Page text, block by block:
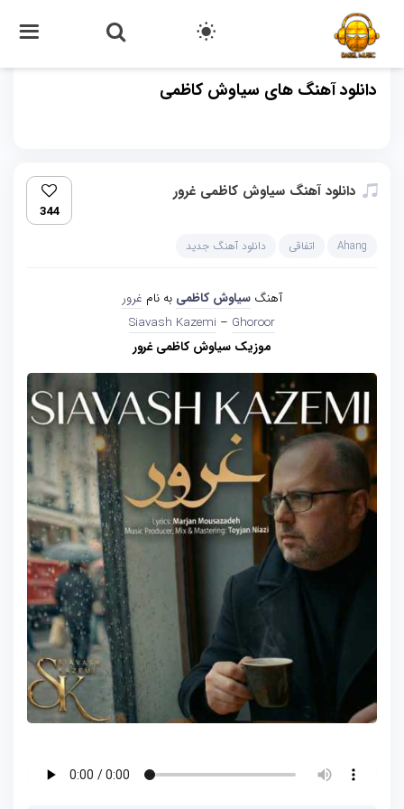
دانلود آهنگ های سیاوش کاظمی
دانلود آهنگ سیاوش کاظمی غرور
344
Ahang اتفاقی دانلود آهنگ جدید
آهنگ سیاوش کاظمی به نام غرور
Siavash Kazemi – Ghoroor
موزیک سیاوش کاظمی غرور